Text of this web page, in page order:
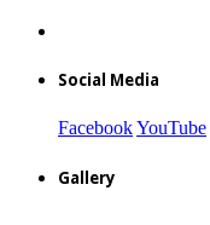
Social Media
FacebookYouTube
Gallery